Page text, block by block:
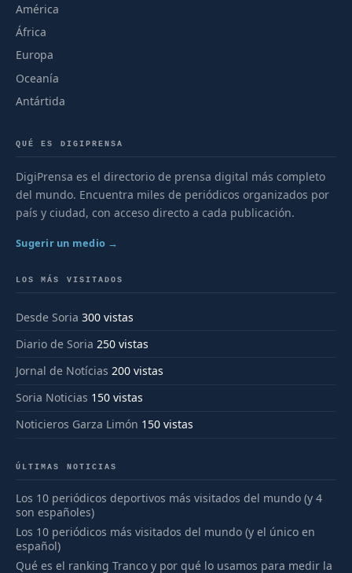
América
África
Europa
Oceanía
Antártida
QUÉ ES DIGIPRENSA
DigiPrensa es el directorio de prensa digital más completo
del mundo. Encuentra miles de periódicos organizados por
país y ciudad, con acceso directo a cada publicación.
Sugerir un medio →
LOS MÁS VISITADOS
Desde Soria 300 vistas
Diario de Soria 250 vistas
Jornal de Notícias 200 vistas
Soria Noticias 150 vistas
Noticieros Garza Limón 150 vistas
ÚLTIMAS NOTICIAS
Los 10 periódicos deportivos más visitados del mundo (y 4
son españoles)
Los 10 periódicos más visitados del mundo (y el único en
español)
Qué es el ranking Tranco y por qué lo usamos para medir la